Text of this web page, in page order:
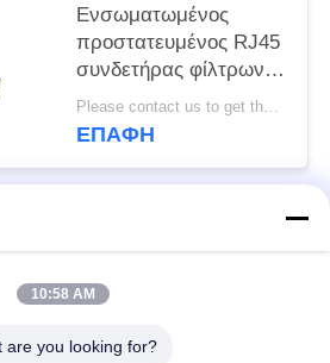
Ενσωματωμένος
προστατευμένος RJ45
συνδετήρας φίλτρων
με την ελαφριά ασπίδα
8P12C
Please contact us to get the latest price. MOQ:Διαπραγμάτευση
ΕΠΑΦΉ
συνδετήρας
10:58 AM
are you looking for?